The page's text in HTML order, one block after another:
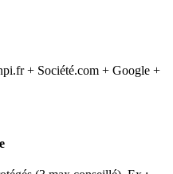
+ Société.com + Google +